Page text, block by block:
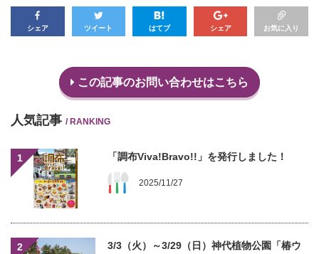
シェア ツイート はてブ シェア お気に入り
この記事のお問い合わせはこちら
人気記事 / RANKING
1 「調布Viva!Bravo!!」を発行しました！
2025/11/27
2
3/3（火）～3/29（日）神代植物公園「椿ウ